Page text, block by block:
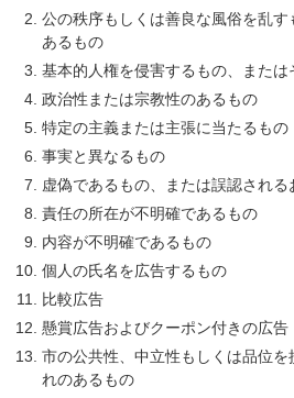
公の秩序もしくは善良な風俗を乱
あるもの
基本的人権を侵害するもの、また
政治性または宗教性のあるもの
特定の主義または主張に当たるもの
事実と異なるもの
虚偽であるもの、または誤認され
責任の所在が不明確であるもの
内容が不明確であるもの
個人の氏名を広告するもの
比較広告
懸賞広告およびクーポン付きの広告
市の公共性、中立性もしくは品位
れのあるもの